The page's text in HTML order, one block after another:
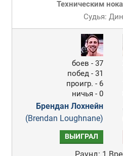
Техническим
Судья:
боев - 37
побед - 31
проигр. - 6
ничья - 0
Брендан Лохнейн
(Brendan Loughnane)
ВЫИГРАЛ
Раунд: 1